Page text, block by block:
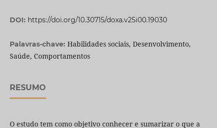
DOI: https://doi.org/10.30715/doxa.v25i00.19030
Palavras-chave: Habilidades sociais, Desenvolvimento,
Saúde, Comportamentos
RESUMO
O estudo tem como objetivo conhecer e sumarizar o que a